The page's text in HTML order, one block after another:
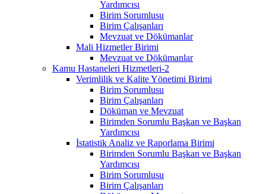
Yardımcısı
Birim Sorumlusu
Birim Çalışanları
Mevzuat ve Dökümanlar
Mali Hizmetler Birimi
Mevzuat ve Dökümanlar
Kamu Hastaneleri Hizmetleri-2
Verimlilik ve Kalite Yönetimi Birimi
Birim Sorumlusu
Birim Çalışanları
Döküman ve Mevzuat
Birimden Sorumlu Başkan ve Başkan
Yardımcısı
İstatistik Analiz ve Raporlama Birimi
Birimden Sorumlu Başkan ve Başkan
Yardımcısı
Birim Sorumlusu
Birim Çalışanları